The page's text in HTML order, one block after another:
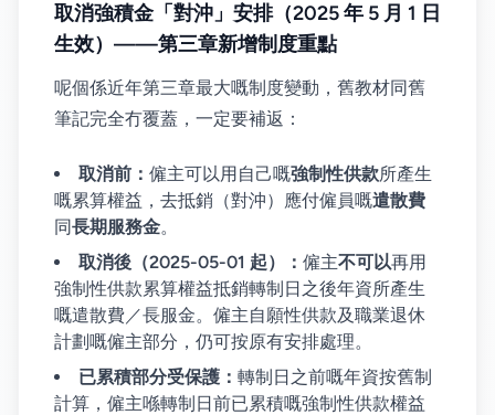
取消強積金「對沖」安排（2025 年 5 月 1 日
生效）——第三章新增制度重點
呢個係近年第三章最大嘅制度變動，舊教材同舊
筆記完全冇覆蓋，一定要補返：
取消前： 僱主可以用自己嘅強制性供款所產生
嘅累算權益，去抵銷（對沖）應付僱員嘅遣散費
同長期服務金。
取消後（2025-05-01 起）： 僱主不可以再用
強制性供款累算權益抵銷轉制日之後年資所產生
嘅遣散費／長服金。僱主自願性供款及職業退休
計劃嘅僱主部分，仍可按原有安排處理。
已累積部分受保護： 轉制日之前嘅年資按舊制
計算，僱主喺轉制日前已累積嘅強制性供款權益